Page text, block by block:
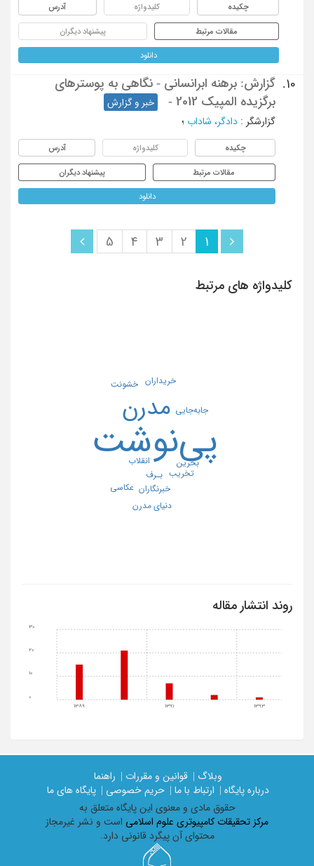
چکیده کلیدواژه آدرس
مقالات مرتبط پیشنهاد دیگران
دانلود
10.
گزارش: برهنه ابرانسانی - نگاهی به پوسترهای
برگزیده المپیک 2012 -
خبر و گزارش
گزارشگر : دادگر، شاداب ؛
چکیده کلیدواژه آدرس
مقالات مرتبط پیشنهاد دیگران
دانلود
1
2
3
4
5
کلیدواژه های مرتبط
پی‌نوشت
مدرن
انقلاب
بحرین
بـرف
تخریب
جابه‌جایى
خبرنگاران
خریداران خشونت
دنیای مدرن
عکاسی
روند انتشار مقاله
1389 1391 1393
0
10
20
30
وبلاگ | قوانین و مقررات |
راهنما
درباره پایگاه |
ارتباط با ما | حریم خصوصی |
پایگاه های ما
حقوق مادی و معنوی اين پايگاه متعلق به
مرکز تحقیقات کامپیوتری علوم اسلامی است و نشر غیرمجاز
محتوای آن پیگرد قانونی دارد.